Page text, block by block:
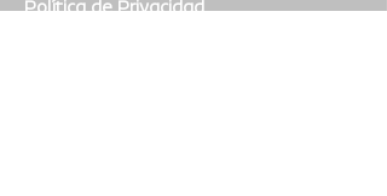
Política de Privacidad